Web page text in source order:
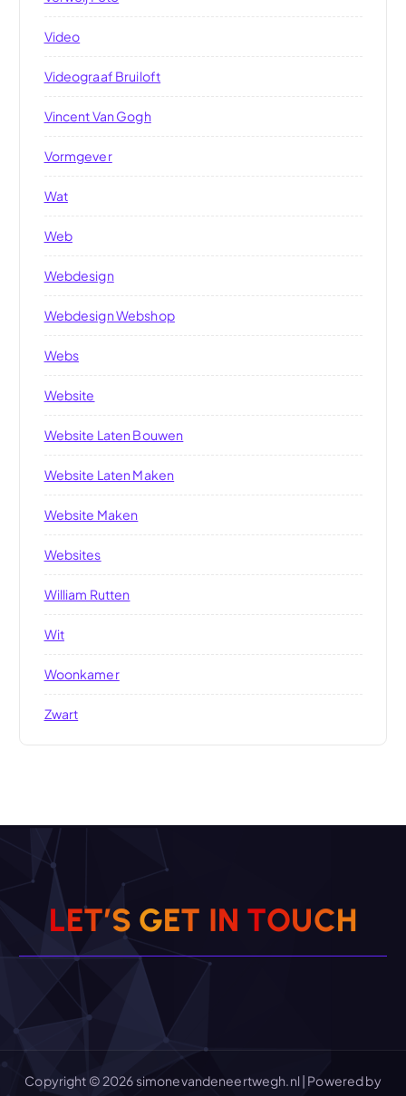
Video
Videograaf Bruiloft
Vincent Van Gogh
Vormgever
Wat
Web
Webdesign
Webdesign Webshop
Webs
Website
Website Laten Bouwen
Website Laten Maken
Website Maken
Websites
William Rutten
Wit
Woonkamer
Zwart
LET’S GET IN TOUCH
Copyright © 2026 simonevandeneertwegh.nl | Powered by